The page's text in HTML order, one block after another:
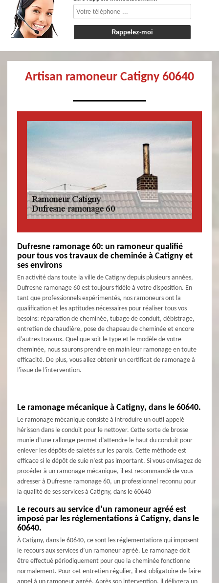
Artisan ramoneur Catigny 60640
Dufresne ramonage 60: un ramoneur qualifié
pour tous vos travaux de cheminée à Catigny et
ses environs
En activité dans toute la ville de Catigny depuis plusieurs années,
Dufresne ramonage 60 est toujours fidèle à votre disposition. En
tant que professionnels expérimentés, nos ramoneurs ont la
qualification et les aptitudes nécessaires pour réaliser tous vos
besoins: réparation de cheminée, tubage de conduit, débistrage,
entretien de chaudière, pose de chapeau de cheminée et encore
d'autres travaux. Quel que soit le type et le modèle de votre
cheminée, nous saurons prendre en main leur ramonage en toute
efficacité. De plus, vous allez obtenir un certificat de ramonage à
l'issue de l'intervention.
Le ramonage mécanique à Catigny, dans le 60640.
Le ramonage mécanique consiste à introduire un outil appelé
hérisson dans le conduit pour le nettoyer. Cette sorte de brosse
munie d’une rallonge permet d’attendre le haut du conduit pour
enlever les dépôts de saletés sur les parois. Cette méthode est
efficace si le dépôt de suie n’est pas important. Si vous envisagez de
procéder à un ramonage mécanique, il est recommandé de vous
adresser à Dufresne ramonage 60, un professionnel reconnu pour
la qualité de ses services à Catigny, dans le 60640
Le recours au service d’un ramoneur agréé est
imposé par les réglementations à Catigny, dans le
60640.
À Catigny, dans le 60640, ce sont les réglementations qui imposent
le recours aux services d’un ramoneur agréé. Le ramonage doit
être effectué périodiquement pour que la cheminée fonctionne
normalement. Pour cet entretien régulier, il est obligatoire de faire